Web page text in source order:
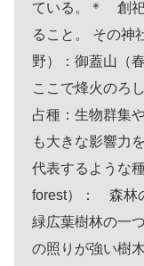
ている。＊ 創
ること。 その神
野）：御蓋山（
ここで烽火のろ
占種：生物群集
も大きな影響力
代表するような
forest）： 森林
緑広葉樹林の一
の照りが強い樹